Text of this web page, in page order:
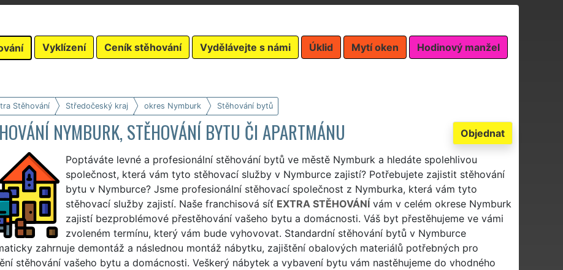
Vyklízení Ceník stěhování Vydělávejte s námi Úklid Mytí oken Hodinový manžel
Stěhování Středočeský kraj okres Nymburk Stěhování bytů
Objednat
NYMBURK, STĚHOVÁNÍ BYTU ČI APARTMÁNU
Poptáváte levné a profesionální stěhování bytů ve městě Nymburk a hledáte spolehlivou
společnost, která vám tyto stěhovací služby v Nymburce zajistí? Potřebujete zajistit stěhování
bytu v Nymburce? Jsme profesionální stěhovací společnost z Nymburka, která vám tyto
stěhovací služby zajistí. Naše franchisová síť EXTRA STĚHOVÁNÍvám v celém okrese Nymburk
zajistí bezproblémové přestěhování vašeho bytu a domácnosti. Váš byt přestěhujeme ve vámi
zvoleném termínu, který vám bude vyhovovat. Standardní stěhování bytů v Nymburce
zahrnuje demontáž a následnou montáž nábytku, zajištění obalových materiálů potřebných pro
stěhování vašeho bytu a domácnosti. Veškerý nábytek a vybavení bytu vám nastěhujeme do vhodného